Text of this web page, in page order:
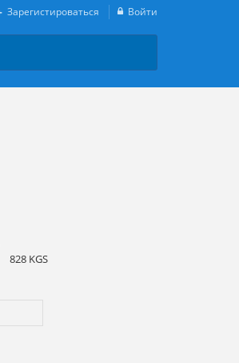
Зарегистироваться Войти
828 KGS